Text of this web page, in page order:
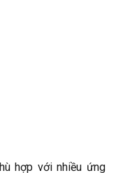
hợp với nhiều ứng